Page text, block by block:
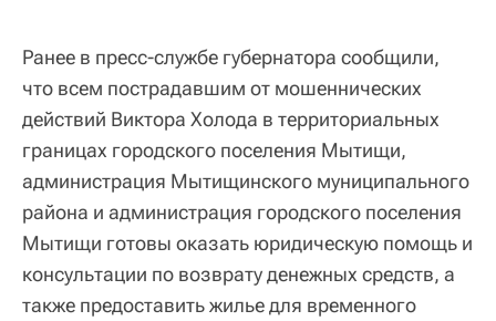
Ранее в пресс-службе губернатора сообщили,
что всем пострадавшим от мошеннических
действий Виктора Холода в территориальных
границах городского поселения Мытищи,
администрация Мытищинского муниципального
района и администрация городского поселения
Мытищи готовы оказать юридическую помощь и
консультации по возврату денежных средств, а
также предоставить жилье для временного